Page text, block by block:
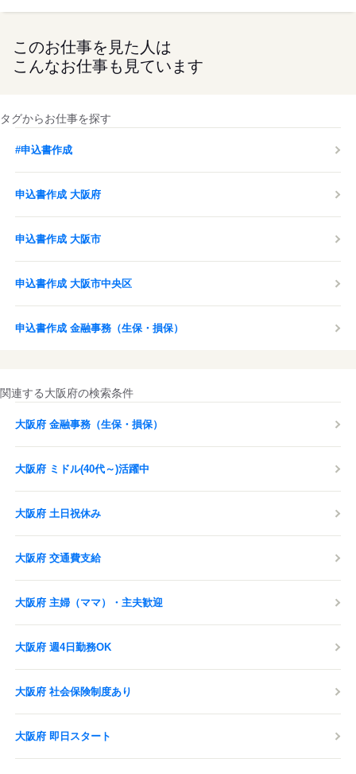
このお仕事を見た人は
こんなお仕事も見ています
タグからお仕事を探す
#申込書作成
申込書作成 大阪府
申込書作成 大阪市
申込書作成 大阪市中央区
申込書作成 金融事務（生保・損保）
関連する大阪府の検索条件
大阪府 金融事務（生保・損保）
大阪府 ミドル(40代～)活躍中
大阪府 土日祝休み
大阪府 交通費支給
大阪府 主婦（ママ）・主夫歓迎
大阪府 週4日勤務OK
大阪府 社会保険制度あり
大阪府 即日スタート